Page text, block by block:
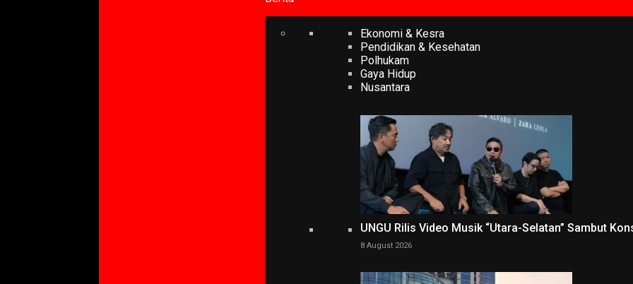
Ekonomi & Kesra
Pendidikan & Kesehatan
Polhukam
Gaya Hidup
Nusantara
UNGU Rilis Video Musik “Utara-Selatan” Sambut
8 August 2026